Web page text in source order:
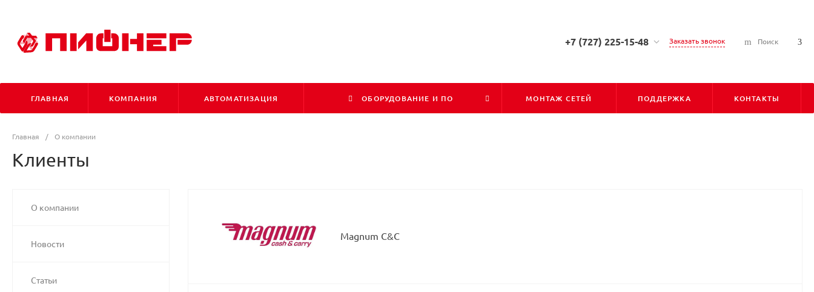
+7 (727) 225-15-48
г. Алматы, ул. Сарсена
Заказать звонок Поиск
ГЛАВНАЯ КОМПАНИЯ АВТОМАТИЗАЦИЯ ОБОРУДОВАНИЕ И ПО МОНТАЖ СЕТЕЙ ПОДДЕРЖКА КОНТАКТЫ
Главная / О компании
Клиенты
О компании
Новости
Статьи
Magnum C&C